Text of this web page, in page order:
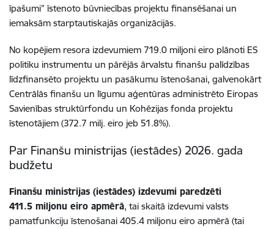
īpašumi” īstenoto būvniecības projektu finansēšanai un
iemaksām starptautiskajās organizācijās.
No kopējiem resora izdevumiem 719.0 miljoni eiro plānoti ES
politiku instrumentu un pārējās ārvalstu finanšu palīdzības
līdzfinansēto projektu un pasākumu īstenošanai, galvenokārt
Centrālās finanšu un līgumu aģentūras administrēto Eiropas
Savienības struktūrfondu un Kohēzijas fonda projektu
īstenotājiem (372.7 milj. eiro jeb 51.8%).
Par Finanšu ministrijas (iestādes) 2026. gada
budžetu
Finanšu ministrijas (iestādes) izdevumi paredzēti
411.5 miljonu eiro apmērā, tai skaitā izdevumi valsts
pamatfunkciju īstenošanai 405.4 miljonu eiro apmērā (tai